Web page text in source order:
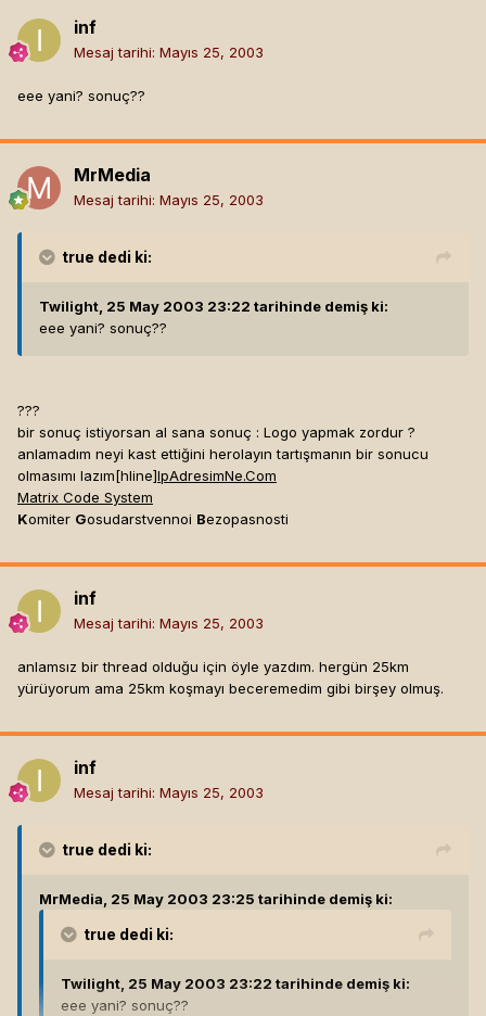
inf
Mesaj tarihi: Mayıs 25, 2003
eee yani? sonuç??
MrMedia
Mesaj tarihi: Mayıs 25, 2003
true dedi ki:
Twilight, 25 May 2003 23:22 tarihinde demiş ki:
eee yani? sonuç??
???
bir sonuç istiyorsan al sana sonuç : Logo yapmak zordur ?
anlamadım neyi kast ettiğini herolayın tartışmanın bir sonucu
olmasımı lazım[hline]IpAdresimNe.Com
Matrix Code System
Komiter Gosudarstvennoi Bezopasnosti
inf
Mesaj tarihi: Mayıs 25, 2003
anlamsız bir thread olduğu için öyle yazdım. hergün 25km
yürüyorum ama 25km koşmayı beceremedim gibi birşey olmuş.
inf
Mesaj tarihi: Mayıs 25, 2003
true dedi ki:
MrMedia, 25 May 2003 23:25 tarihinde demiş ki:
true dedi ki:
Twilight, 25 May 2003 23:22 tarihinde demiş ki:
eee yani? sonuç??